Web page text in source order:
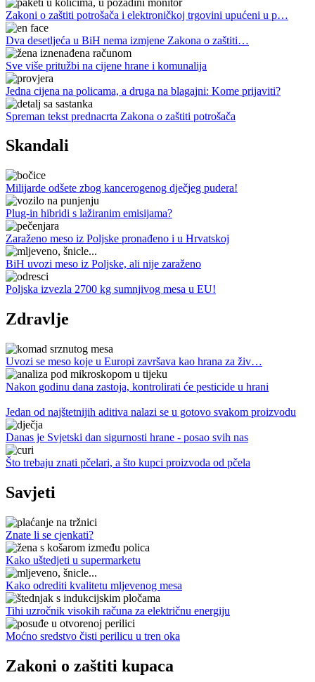
Zakoni o zaštiti potrošača i elektroničkoj trgovini upućeni u p…
Dva desetljeća u BiH nema izmjene Zakona o zaštiti…
Sve više pritužbi na cijene hrane i komunalija
Jedna cijena na policama, a druga na blagajni: Kome prijaviti?
Spreman tekst prednacrta Zakona o zaštiti potrošača
Skandali
Milijarde odšete zbog kancerogenog dječjeg pudera!
Plug-in hibridi s lažiranim emisijama?
Zaraženo meso iz Poljske pronađeno i u Hrvatskoj
BiH uvozi meso iz Poljske, ali nije zaraženo
Poljska izvezla 2700 kg sumnjivog mesa u EU!
Zdravlje
Uvozi se meso koje u Europi završava kao hrana za živ…
Nakon godinu dana zastoja, kontrolirati će pesticide u hrani
Jedan od najštetnijih aditiva nalazi se u gotovo svakom proizvodu
Danas je Svjetski dan sigurnosti hrane - posao svih nas
Što trebaju znati pčelari, a što kupci proizvoda od pčela
Savjeti
Znate li se cjenkati?
Kako uštedjeti u supermarketu
Kako odrediti kvalitetu mljevenog mesa
Tihi uzročnik visokih računa za električnu energiju
Moćno sredstvo čisti perilicu u tren oka
Zakoni o zaštiti kupaca